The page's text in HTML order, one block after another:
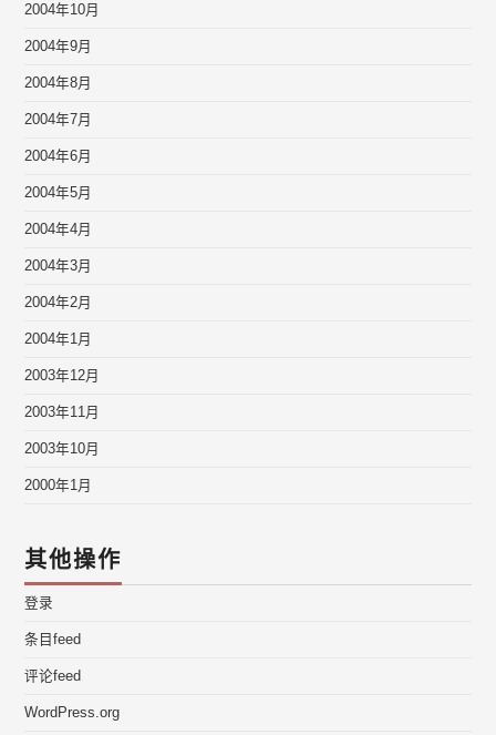
2004年10月
2004年9月
2004年8月
2004年7月
2004年6月
2004年5月
2004年4月
2004年3月
2004年2月
2004年1月
2003年12月
2003年11月
2003年10月
2000年1月
其他操作
登录
条目feed
评论feed
WordPress.org